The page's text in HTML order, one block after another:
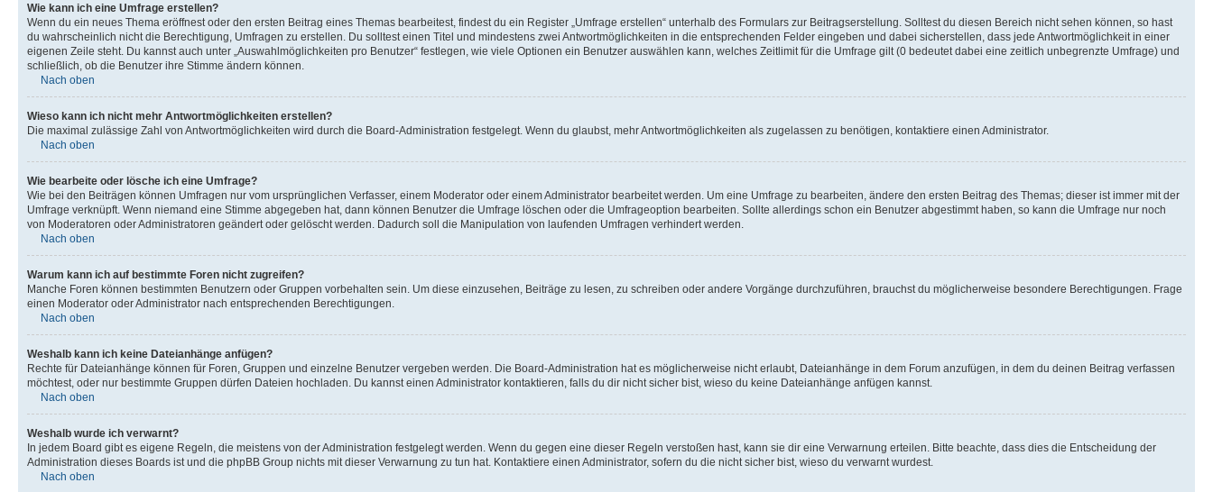
Wie kann ich eine Umfrage erstellen?
Wenn du ein neues Thema eröffnest oder den ersten Beitrag eines Themas bearbeitest, findest du ein Register „Umfrage erstellen“ unterhalb des Formulars zur Beitragserstellung. Solltest du diesen Bereich nicht sehen können, so hast
du wahrscheinlich nicht die Berechtigung, Umfragen zu erstellen. Du solltest einen Titel und mindestens zwei Antwortmöglichkeiten in die entsprechenden Felder eingeben und dabei sicherstellen, dass jede Antwortmöglichkeit in einer
eigenen Zeile steht. Du kannst auch unter „Auswahlmöglichkeiten pro Benutzer“ festlegen, wie viele Optionen ein Benutzer auswählen kann, welches Zeitlimit für die Umfrage gilt (0 bedeutet dabei eine zeitlich unbegrenzte Umfrage) und
schließlich, ob die Benutzer ihre Stimme ändern können.
Nach oben
Wieso kann ich nicht mehr Antwortmöglichkeiten erstellen?
Die maximal zulässige Zahl von Antwortmöglichkeiten wird durch die Board-Administration festgelegt. Wenn du glaubst, mehr Antwortmöglichkeiten als zugelassen zu benötigen, kontaktiere einen Administrator.
Nach oben
Wie bearbeite oder lösche ich eine Umfrage?
Wie bei den Beiträgen können Umfragen nur vom ursprünglichen Verfasser, einem Moderator oder einem Administrator bearbeitet werden. Um eine Umfrage zu bearbeiten, ändere den ersten Beitrag des Themas; dieser ist immer mit der
Umfrage verknüpft. Wenn niemand eine Stimme abgegeben hat, dann können Benutzer die Umfrage löschen oder die Umfrageoption bearbeiten. Sollte allerdings schon ein Benutzer abgestimmt haben, so kann die Umfrage nur noch
von Moderatoren oder Administratoren geändert oder gelöscht werden. Dadurch soll die Manipulation von laufenden Umfragen verhindert werden.
Nach oben
Warum kann ich auf bestimmte Foren nicht zugreifen?
Manche Foren können bestimmten Benutzern oder Gruppen vorbehalten sein. Um diese einzusehen, Beiträge zu lesen, zu schreiben oder andere Vorgänge durchzuführen, brauchst du möglicherweise besondere Berechtigungen. Frage
einen Moderator oder Administrator nach entsprechenden Berechtigungen.
Nach oben
Weshalb kann ich keine Dateianhänge anfügen?
Rechte für Dateianhänge können für Foren, Gruppen und einzelne Benutzer vergeben werden. Die Board-Administration hat es möglicherweise nicht erlaubt, Dateianhänge in dem Forum anzufügen, in dem du deinen Beitrag verfassen
möchtest, oder nur bestimmte Gruppen dürfen Dateien hochladen. Du kannst einen Administrator kontaktieren, falls du dir nicht sicher bist, wieso du keine Dateianhänge anfügen kannst.
Nach oben
Weshalb wurde ich verwarnt?
In jedem Board gibt es eigene Regeln, die meistens von der Administration festgelegt werden. Wenn du gegen eine dieser Regeln verstoßen hast, kann sie dir eine Verwarnung erteilen. Bitte beachte, dass dies die Entscheidung der
Administration dieses Boards ist und die phpBB Group nichts mit dieser Verwarnung zu tun hat. Kontaktiere einen Administrator, sofern du die nicht sicher bist, wieso du verwarnt wurdest.
Nach oben